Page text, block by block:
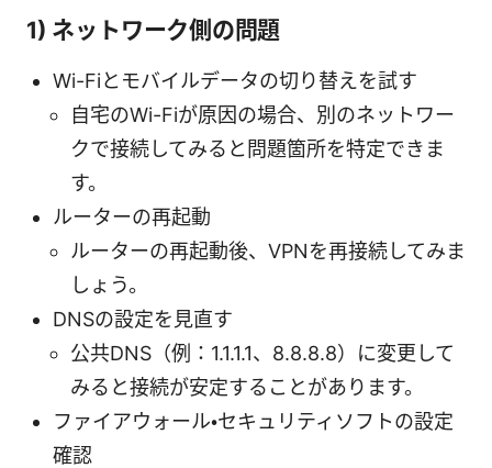
1) ネットワーク側の問題
Wi-Fiとモバイルデータの切り替えを試す
自宅のWi-Fiが原因の場合、別のネットワー
クで接続してみると問題箇所を特定できま
す。
ルーターの再起動
ルーターの再起動後、VPNを再接続してみま
しょう。
DNSの設定を見直す
公共DNS（例：1.1.1.1、8.8.8.8）に変更して
みると接続が安定することがあります。
ファイアウォール・セキュリティソフトの設定
確認